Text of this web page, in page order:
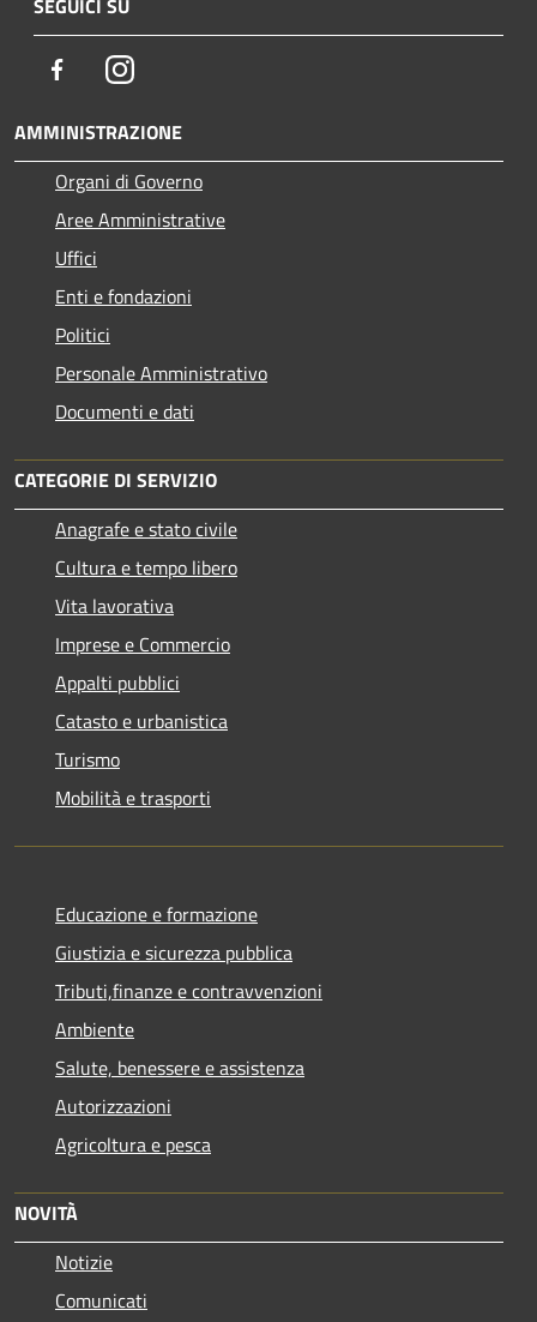
FacebookInstagram
AMMINISTRAZIONE
Organi di Governo
Aree Amministrative
Uffici
Enti e fondazioni
Politici
Personale Amministrativo
Documenti e dati
CATEGORIE DI SERVIZIO
Anagrafe e stato civile
Cultura e tempo libero
Vita lavorativa
Imprese e Commercio
Appalti pubblici
Catasto e urbanistica
Turismo
Mobilità e trasporti
Educazione e formazione
Giustizia e sicurezza pubblica
Tributi,finanze e contravvenzioni
Ambiente
Salute, benessere e assistenza
Autorizzazioni
Agricoltura e pesca
NOVITÀ
Notizie
Comunicati